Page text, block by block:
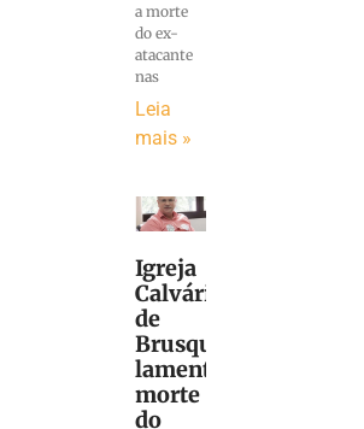
a morte
do ex-
atacante
nas
Leia
mais »
Igreja
Calvário
de
Brusque
lamenta
morte
do